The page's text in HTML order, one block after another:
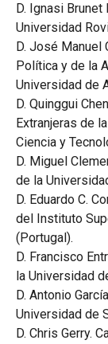
D. Ignasi
Universidad
D. José Manuel
Política y de la
Universidad de
D. Quinggui
Extranjeras de
Ciencia y
D. Miguel
de la
D. Eduardo C.
del Instituto
(Portugal).
D. Francisco
la Universidad
D. Antonio
Universidad de
D. Chris Gerry.